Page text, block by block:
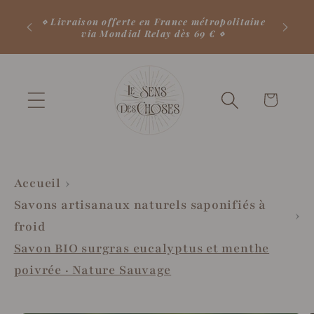
passer
au
contenu
⋄ Livraison offerte en France métropolitaine
via Mondial Relay dès 69 € ⋄
panier
Accueil
Savons artisanaux naturels saponifiés à
froid
Savon BIO surgras eucalyptus et menthe
poivrée · Nature Sauvage